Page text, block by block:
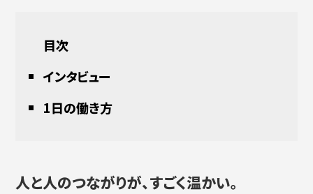
目次
インタビュー
1日の働き方
人と人のつながりが、すごく温かい。